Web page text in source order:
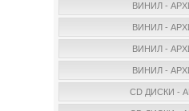
ВИНИЛ -
ВИНИЛ -
ВИНИЛ -
ВИНИЛ -
CD ДИСКИ -